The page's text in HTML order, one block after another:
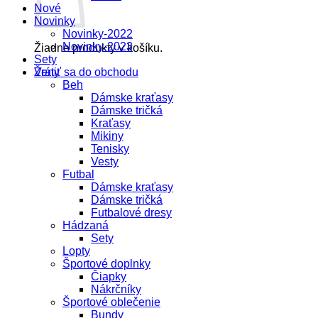
Žiadne produkty v košíku.
Vrátiť sa do obchodu
Nové
Novinky
Novinky-2022
Novinky-2023
Sety
Ženy
Beh
Dámske kraťasy
Dámske tričká
Kraťasy
Mikiny
Tenisky
Vesty
Futbal
Dámske kraťasy
Dámske tričká
Futbalové dresy
Hádzaná
Sety
Lopty
Športové doplnky
Čiapky
Nákrčníky
Športové oblečenie
Bundy